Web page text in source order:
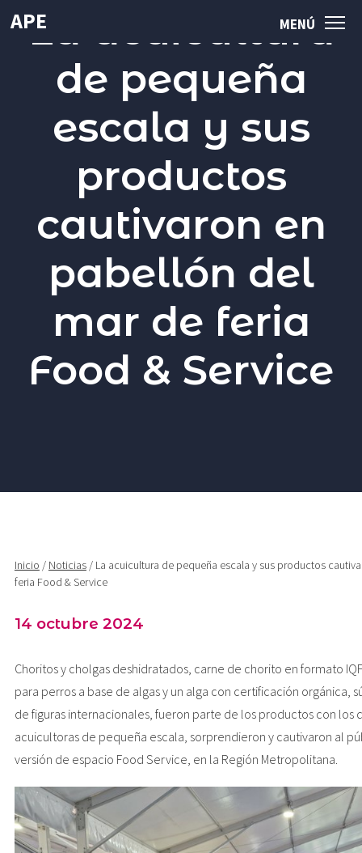
APE MENÚ
MENÚ
Sembrando el
de Chile
QUIÉNES SOMOS
LÍNEAS DE INVESTIGACIÓN APE
PUBLICACIONES
AUDIOVISUAL
La acuicultura
de pequeña
escala y sus
productos
cautivaron en
pabellón del
mar de feria
Food & Service
Inicio / Noticias/ La acuicultura de pequeña escala y sus productos
feria Food & Service
14 octubre 2024
Choritos y cholgas deshidratados, carne de chorito en formato
para perros a base de algas y un alga con certificación orgánica,
de figuras internacionales, fueron parte de los productos con los
acuicultoras de pequeña escala, sorprendieron y cautivaron al
versión de espacio Food Service, en la Región Metropolitana.